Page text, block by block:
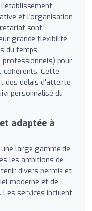
et l'organisation
sont
grande flexibilité,
du temps
professionnels) pour
cohérents. Cette
des délais d'attente
personnalisé du
adaptée à
large gamme de
les ambitions de
divers permis et
moderne et de
services incluent